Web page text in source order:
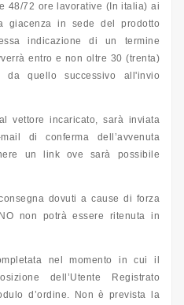
48/72 ore lavorative (In italia) ai
giacenza in sede del prodotto
indicazione di un termine
entro e non oltre 30 (trenta)
quello successivo all'invio
vettore incaricato, sarà inviata
di conferma dell’avvenuta
un link ove sarà possibile
dovuti a cause di forza
non potrà essere ritenuta in
nel momento in cui il
dell’Utente Registrato
d’ordine. Non è prevista la